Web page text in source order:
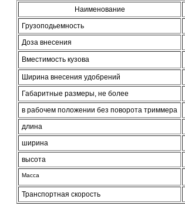
Наименование
Грузоподьемность
Доза внесения
Вместимость кузова
Ширина внесения удобрений
Габаритные размеры, не более
в рабочем положении без поворота триммера
длина
ширина
высота
Масса
Транспортная скорость